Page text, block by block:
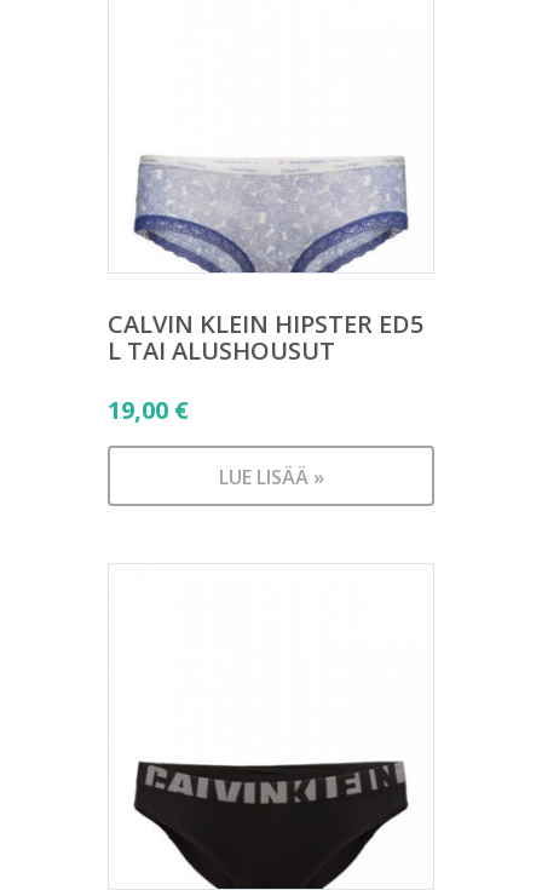
CALVIN KLEIN HIPSTER ED5
L TAI ALUSHOUSUT
19,00 €
LUE LISÄÄ »